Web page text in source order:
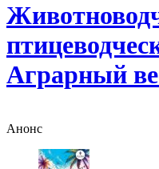
Аграрный
Анонс